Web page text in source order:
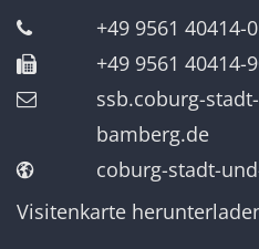
+49 9561 40414-0
+49 9561 40414-
ssb.coburg-
bamberg.de
coburg-stadt-
Visitenkarte